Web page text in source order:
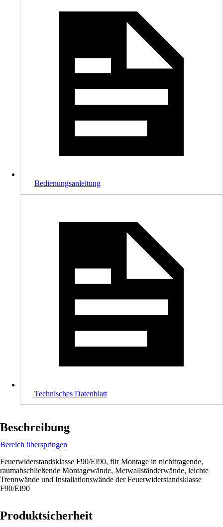
Bedienungsanleitung
Technisches Datenblatt
Beschreibung
Bereich überspringen
Feuerwiderstandsklasse F90/EI90, für Montage in nichttragende,
raumabschließende Montagewände, Metwallständerwände, leichte
Trennwände und Installationswände der Feuerwiderstandsklasse
F90/EI90
Produktsicherheit